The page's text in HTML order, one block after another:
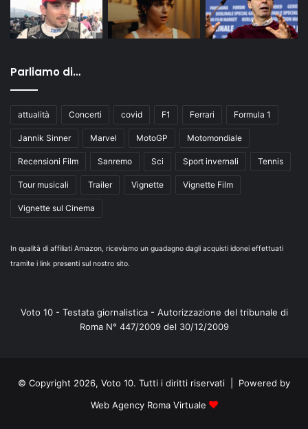
Parliamo di…
attualità Concerti covid F1 Ferrari Formula 1
Jannik Sinner Marvel MotoGP Motomondiale
Recensioni Film Sanremo Sci Sport invernali Tennis
Tour musicali Trailer Vignette Vignette Film
Vignette sul Cinema
In qualità di affiliati Amazon, riceviamo un guadagno dagli acquisti idonei effettuati
tramite i link presenti sul nostro sito.
Voto 10 - Testata giornalistica - Autorizzazione del tribunale di
Roma N° 447/2009 del 30/12/2009
© Copyright 2026, Voto 10. Tutti i diritti riservati | Powered by
Web Agency Roma Virtuale